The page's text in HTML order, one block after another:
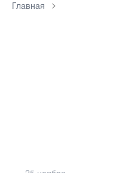
Главная